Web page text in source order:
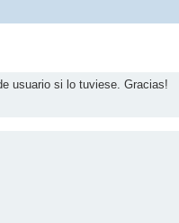
usuario si lo tuviese. Gracias!